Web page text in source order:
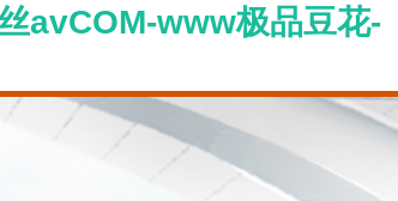
avCOM-www极品豆花-